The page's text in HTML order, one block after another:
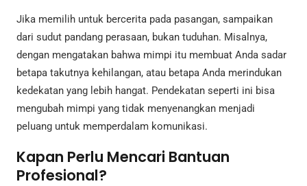
Jika memilih untuk bercerita pada pasangan, sampaikan
dari sudut pandang perasaan, bukan tuduhan. Misalnya,
dengan mengatakan bahwa mimpi itu membuat Anda sadar
betapa takutnya kehilangan, atau betapa Anda merindukan
kedekatan yang lebih hangat. Pendekatan seperti ini bisa
mengubah mimpi yang tidak menyenangkan menjadi
peluang untuk memperdalam komunikasi.
Kapan Perlu Mencari Bantuan
Profesional?